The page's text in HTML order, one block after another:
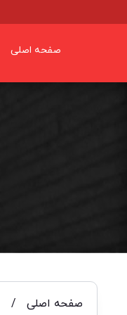
صفحه اصلی
صفحه اصلی /